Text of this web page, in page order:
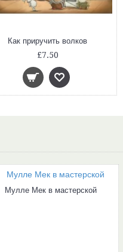
Как приручить волков
£7.50
Мулле Мек в мастерской